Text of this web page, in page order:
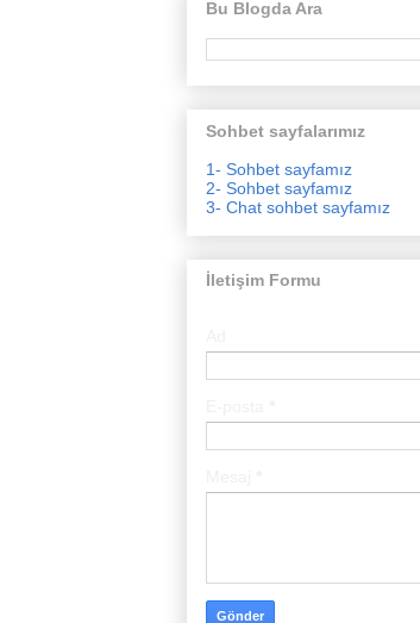
Bu Blogda Ara
Sohbet sayfalarımız
1- Sohbet sayfamız
2- Sohbet sayfamız
3- Chat sohbet sayfamız
İletişim Formu